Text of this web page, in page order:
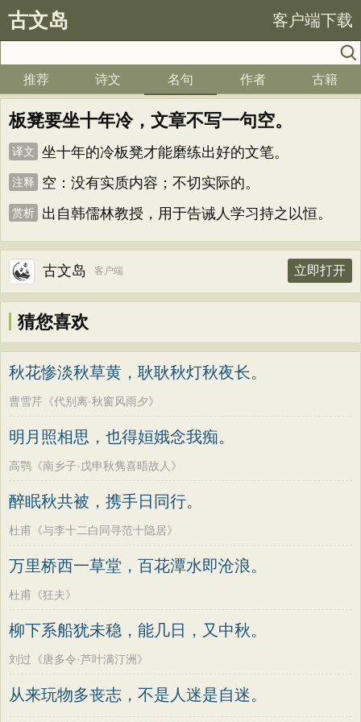
古文岛 客户端下载
推荐 诗文 名句 作者 古籍
板凳要坐十年冷，文章不写一句空。
译文 坐十年的冷板凳才能磨练出好的文笔。
注释 空：没有实质内容；不切实际的。
赏析 出自韩儒林教授，用于告诫人学习持之以恒。
古文岛 客户端 立即打开
猜您喜欢
秋花惨淡秋草黄，耿耿秋灯秋夜长。
曹雪芹《代别离·秋窗风雨夕》
明月照相思，也得姮娥念我痴。
高鹗《南乡子·戊申秋隽喜晤故人》
醉眠秋共被，携手日同行。
杜甫《与李十二白同寻范十隐居》
万里桥西一草堂，百花潭水即沧浪。
杜甫《狂夫》
柳下系船犹未稳，能几日，又中秋。
刘过《唐多令·芦叶满汀洲》
从来玩物多丧志，不是人迷是自迷。